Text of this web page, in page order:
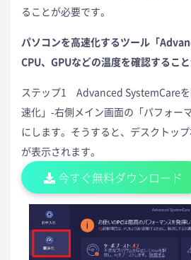
ることが必要です。
パソコンを高速化するツール「
CPU、GPUなどの温度を確認すること
ステップ1 Advanced SystemCare
速化」-右側メイン画面の「パフォー
にします。そうすると、デスクトッ
が表示されます。
今すぐ無料ダウンロード